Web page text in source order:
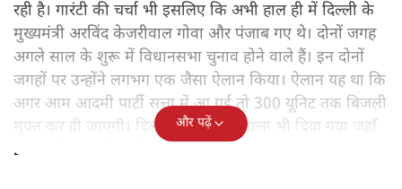
दुनिया में अगर किसी देश के सामान की गारंटी लेने के लिए कोई
तैयार नहीं होता है तो वह है चीन। अगर किसी माल पर ‘मेड इन
चाइना’ लिखा नज़र आया तो समझ लीजिए कि वह सामान कितने
घंटे या कितने मिनट चलेगा, उसकी कोई गारंटी नहीं है। चीन के
निर्माताओं ने जब देखा कि उनके माल की गारंटी न होने के कारण